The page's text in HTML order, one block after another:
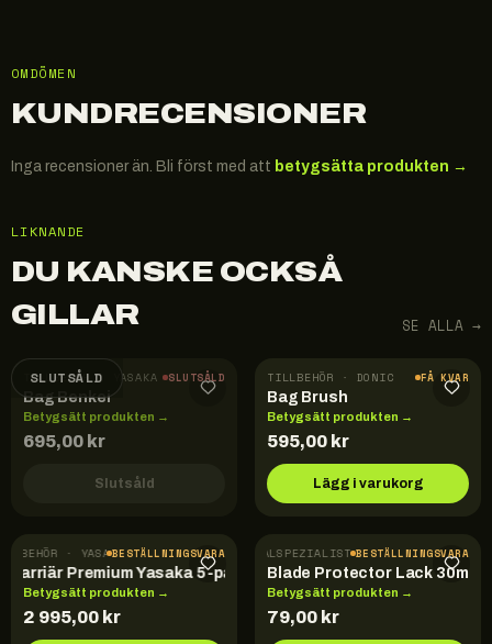
OMDÖMEN
KUNDRECENSIONER
Inga recensioner än. Bli först med att betygsätta produkten →
LIKNANDE
DU KANSKE OCKSÅ
GILLAR
SE ALLA →
SLUTSÅLD
TILLBEHÖR · YASAKA SLUTSÅLD
Bag Benkei
Betygsätt produkten →
695,00 kr
Slutsåld
TILLBEHÖR · DONIC FÅ KVAR
Bag Brush
Betygsätt produkten →
595,00 kr
Lägg i varukorg
· YASAKABESTÄLLNINGSVARA
Barriär Premium Yasaka 5-pack
Betygsätt produkten →
2 995,00 kr
TILLBEHÖR · DER-MATERIALSPEZIALIST BESTÄLLNINGSVARA
Blade Protector Lack 30ml
Betygsätt produkten →
79,00 kr